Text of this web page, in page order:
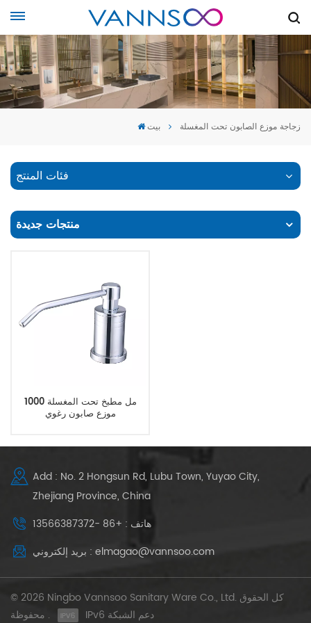
بيت زجاجة موزع الصابون تحت المغسلة
فئات المنتج
منتجات جديدة
1000 مل مطبخ تحت المغسلة
موزع صابون رغوي
Add : No. 2 Hongsun Rd, Lubu Town, Yuyao City,
Zhejiang Province, China
هاتف : +86 -13566387372
بريد إلكتروني : elmagao@vannsoo.com
© 2026 Ningbo Vannsoo Sanitary Ware Co., Ltd. كل الحقوق
محفوظة .
IPv6 دعم الشبكة